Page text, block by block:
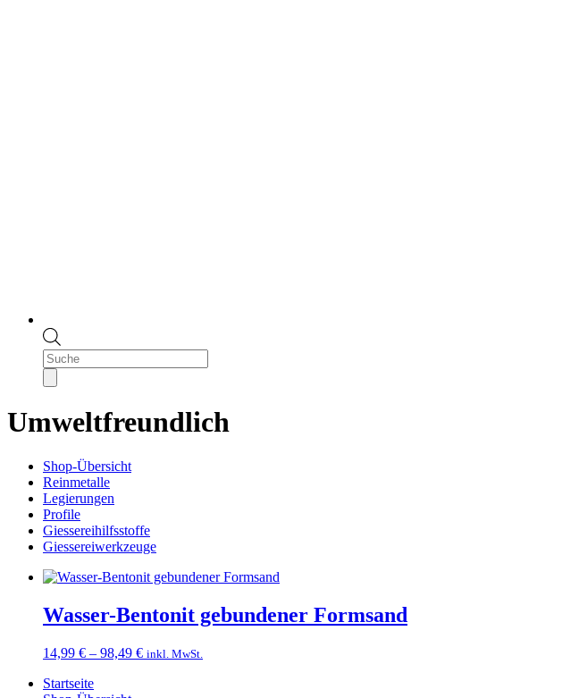
Products
search
Umweltfreundlich
Shop-Übersicht
Reinmetalle
Legierungen
Profile
Giessereihilfsstoffe
Giessereiwerkzeuge
Wasser-Bentonit gebundener Formsand
14,99 € – 98,49 €Preisspanne:
inkl. MwSt.
Startseite